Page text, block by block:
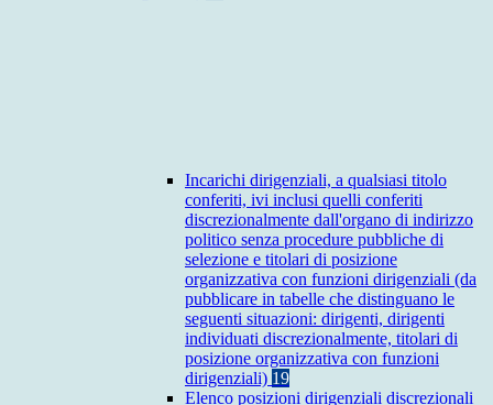
Incarichi dirigenziali, a qualsiasi titolo
conferiti, ivi inclusi quelli conferiti
discrezionalmente dall'organo di indirizzo
politico senza procedure pubbliche di
selezione e titolari di posizione
organizzativa con funzioni dirigenziali (da
pubblicare in tabelle che distinguano le
seguenti situazioni: dirigenti, dirigenti
individuati discrezionalmente, titolari di
posizione organizzativa con funzioni
dirigenziali) 19
Elenco posizioni dirigenziali discrezionali